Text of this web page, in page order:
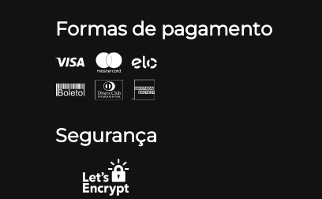
Formas de pagamento
Segurança